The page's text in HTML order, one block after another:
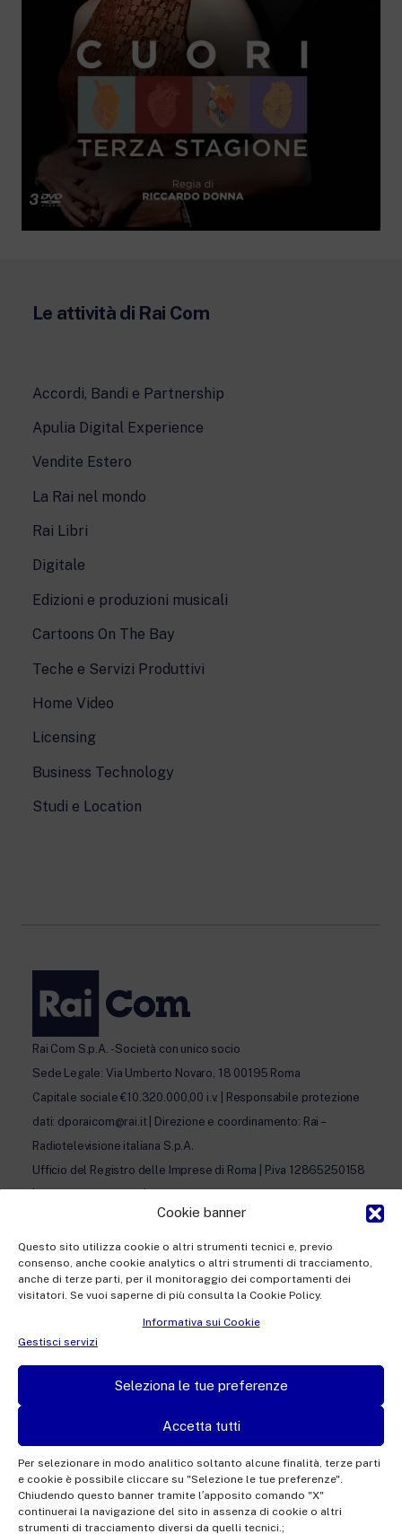
Cookie banner
Questo sito utilizza cookie o altri strumenti tecnici e, previo
consenso, anche cookie analytics o altri strumenti di tracciamento,
anche di terze parti, per il monitoraggio dei comportamenti dei
visitatori. Se vuoi saperne di più consulta la Cookie Policy.
Informativa sui Cookie
Gestisci servizi
Seleziona le tue preferenze
Accetta tutti
Per selezionare in modo analitico soltanto alcune finalità, terze parti
e cookie è possibile cliccare su "Selezione le tue preferenze".
Chiudendo questo banner tramite l′apposito comando "X"
continuerai la navigazione del sito in assenza di cookie o altri
strumenti di tracciamento diversi da quelli tecnici.;
Le attività di Rai Com
Accordi, Bandi e Partnership
Apulia Digital Experience
Vendite Estero
La Rai nel mondo
Rai Libri
Digitale
Edizioni e produzioni musicali
Cartoons On The Bay
Teche e Servizi Produttivi
Home Video
Licensing
Business Technology
Studi e Location
Rai Com S.p.A. - Società con unico socio
Sede Legale: Via Umberto Novaro, 18 00195 Roma
Capitale sociale €10.320.000,00 i.v. | Responsabile protezione
dati: dporaicom@rai.it | Direzione e coordinamento: Rai –
Radiotelevisione italiana S.p.A.
Ufficio del Registro delle Imprese di Roma | P.iva 12865250158
| REA n. RM- 949207 | © Rai Com 2026 - Tutti i diritti riservati
Facebook Twitter Instagram Linkedin
Privacy Policy
This site is protected by reCAPTCHA and the GooglePrivacy PolicyandTerms of
Serviceapply.